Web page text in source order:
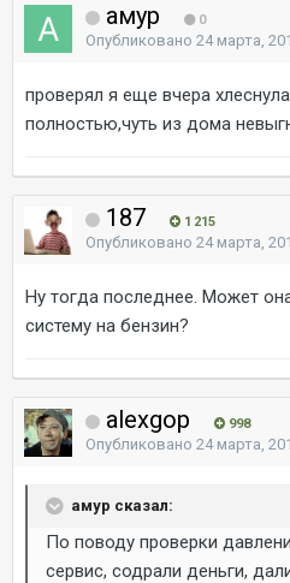
амур 0
Опубликовано 24 марта,
проверял я еще вчера
полностью,чуть из дома
187 1 215
Опубликовано 24 марта,
Ну тогда последнее. Может
систему на бензин?
alexgop 998
Опубликовано 24 марта,
амур сказал:
По поводу проверки
сервис, содрали деньги,